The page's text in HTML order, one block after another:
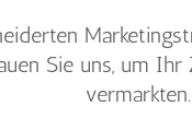
Sie uns, um
vermarkten.